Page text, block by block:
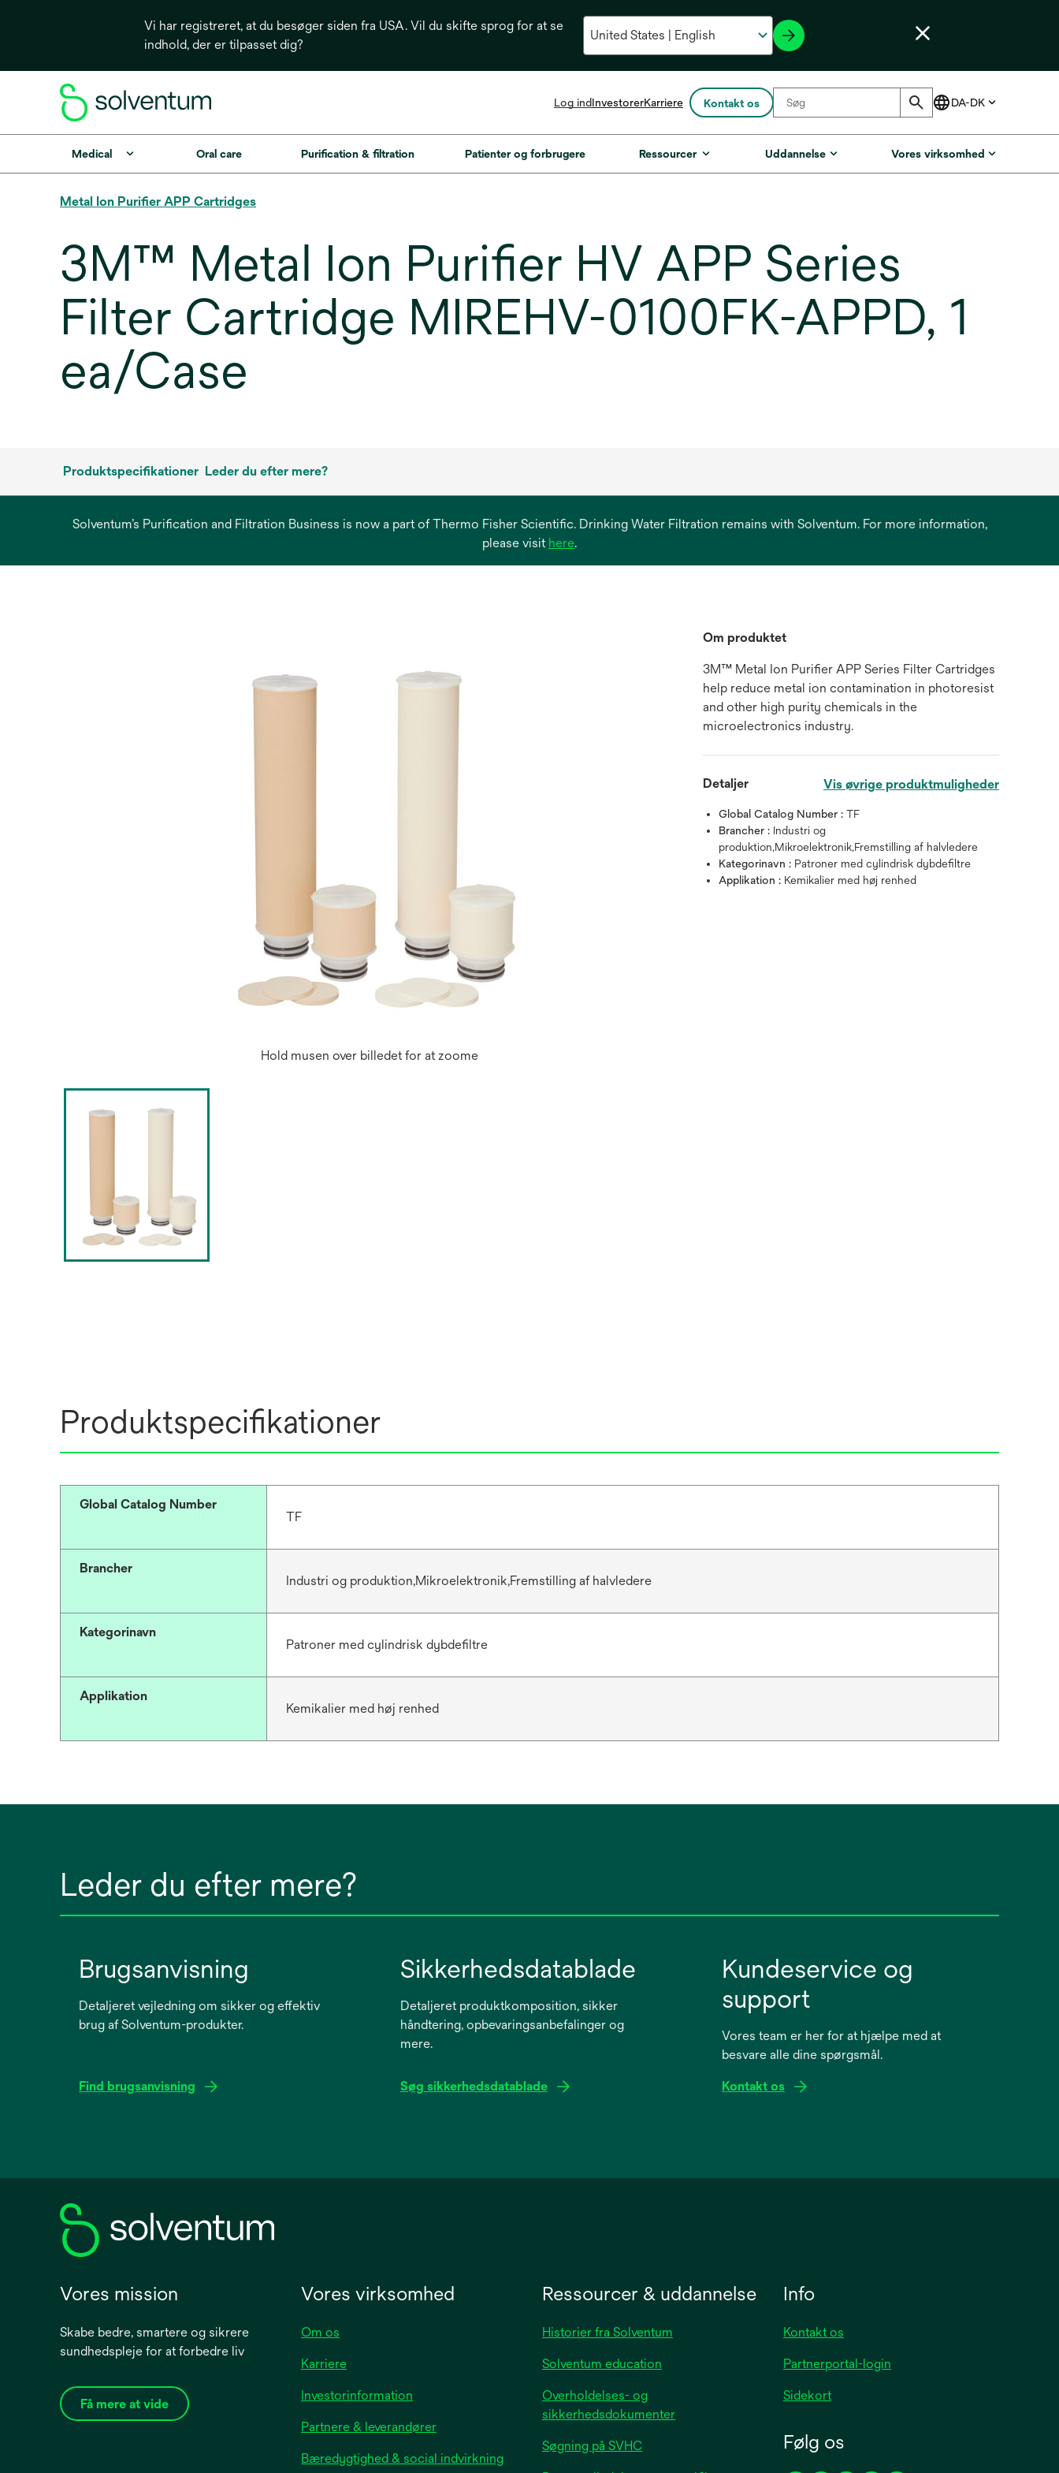
Vi har registreret, at du besøger siden fra USA. Vil du skifte sprog for at se
indhold, der er tilpasset dig?
Log indInvestoreropens
a
new
Karriere Kontakt os
Medical Oral care Purification & filtration Patienter og forbrugere Ressourcer Uddannelse Vores virksomhed
Metal Ion Purifier APP Cartridges
3M™ Metal Ion Purifier HV APP Series
Filter Cartridge MIREHV-0100FK-APPD, 1
ea/Case
Produktspecifikationer Leder du efter mere?
Solventum’s Purification and Filtration Business is now a part of Thermo Fisher Scientific. Drinking Water Filtration remains with Solventum. For more information,
please visit hereopens
.
Hold musen over billedet for at zoome
Om produktet
3M™ Metal Ion Purifier APP Series Filter Cartridges
help reduce metal ion contamination in photoresist
and other high purity chemicals in the
microelectronics industry.
Detaljer Vis øvrige produktmuligheder
Global Catalog Number :TF
Brancher : Industri og
produktion,Mikroelektronik,Fremstilling af halvledere
Kategorinavn : Patroner med cylindrisk dybdefiltre
Applikation : Kemikalier med høj renhed
Produktspecifikationer
Global Catalog Number
TF
Brancher
Industri og produktion,Mikroelektronik,Fremstilling af halvledere
Kategorinavn
Patroner med cylindrisk dybdefiltre
Applikation
Kemikalier med høj renhed
Leder du efter mere?
Brugsanvisning
Detaljeret vejledning om sikker og effektiv
brug af Solventum-produkter.
Find brugsanvisning
new
Sikkerhedsdatablade
Detaljeret produktkomposition, sikker
håndtering, opbevaringsanbefalinger og
mere.
Søg sikkerhedsdatablade
new
Kundeservice og
support
Vores team er her for at hjælpe med at
besvare alle dine spørgsmål.
Kontakt os
Vores mission
Skabe bedre, smartere og sikrere
sundhedspleje for at forbedre liv
Få mere at vide
Vores virksomhed
Om os
Karriere
Investorinformation
a
new
Partnere & leverandører
Bæredygtighed & social indvirkning
Ressourcer & uddannelse
Historier fra Solventum
Solventum education
Overholdelses- og
sikkerhedsdokumenter
Søgning på SVHC
Info
Kontakt os
Partnerportal-login
Sidekort
Følg os